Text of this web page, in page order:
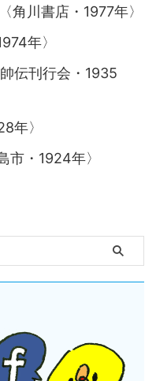
角川書店・1977年〉
年〉
伝刊行会・1935
年〉
市・1924年〉